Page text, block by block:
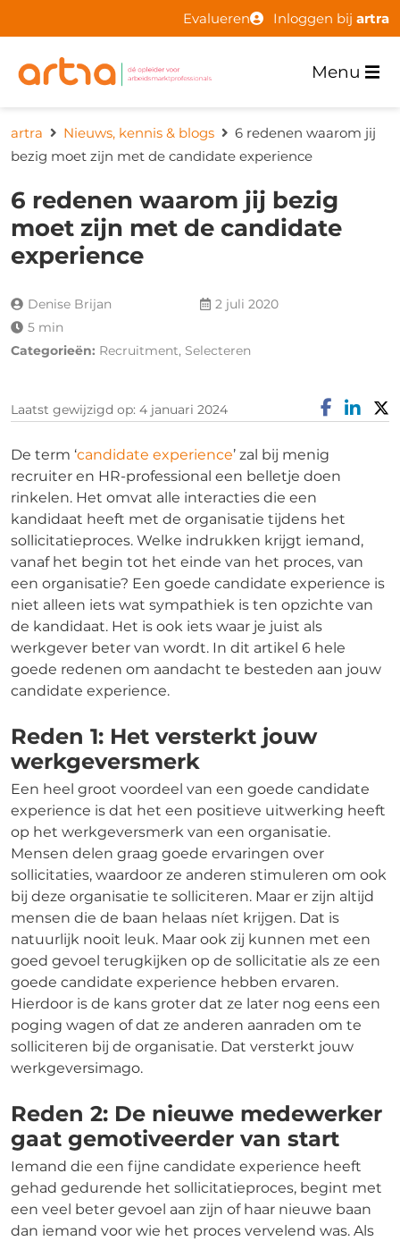
Evalueren Inloggen bij artra
Menu
artra Nieuws, kennis & blogs
6 redenen waarom jij
bezig moet zijn met de candidate experience
6 redenen waarom jij bezig
moet zijn met de candidate
experience
Denise Brijan
2 juli 2020
5 min
Categorieën: Recruitment, Selecteren
Laatst gewijzigd op: 4 januari 2024
De term ‘candidate experience’ zal bij menig
recruiter en HR-professional een belletje doen
rinkelen. Het omvat alle interacties die een
kandidaat heeft met de organisatie tijdens het
sollicitatieproces. Welke indrukken krijgt iemand,
vanaf het begin tot het einde van het proces, van
een organisatie? Een goede candidate experience is
niet alleen iets wat sympathiek is ten opzichte van
de kandidaat. Het is ook iets waar je juist als
werkgever beter van wordt. In dit artikel 6 hele
goede redenen om aandacht te besteden aan jouw
candidate experience.
Reden 1: Het versterkt jouw
werkgeversmerk
Een heel groot voordeel van een goede candidate
experience is dat het een positieve uitwerking heeft
op het werkgeversmerk van een organisatie.
Mensen delen graag goede ervaringen over
sollicitaties, waardoor ze anderen stimuleren om ook
bij deze organisatie te solliciteren. Maar er zijn altijd
mensen die de baan helaas níet krijgen. Dat is
natuurlijk nooit leuk. Maar ook zij kunnen met een
goed gevoel terugkijken op de sollicitatie als ze een
goede candidate experience hebben ervaren.
Hierdoor is de kans groter dat ze later nog eens een
poging wagen of dat ze anderen aanraden om te
solliciteren bij de organisatie. Dat versterkt jouw
werkgeversimago.
Reden 2: De nieuwe medewerker
gaat gemotiveerder van start
Iemand die een fijne candidate experience heeft
gehad gedurende het sollicitatieproces, begint met
een veel beter gevoel aan zijn of haar nieuwe baan
dan iemand voor wie het proces vervelend was. Als